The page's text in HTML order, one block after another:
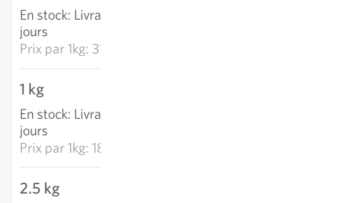
En stock: Livraison 2-4
jours
Prix par1kg: 31.19 CHF
1 kg
En stock: Livraison 2-4
jours
Prix par1kg: 18.93 CHF
2.5 kg